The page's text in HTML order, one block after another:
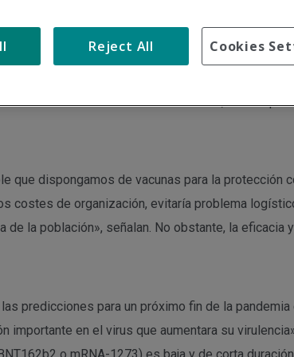
las vacunas en aquellas personas que hayan
todo varones menores de 40 años, en los
que dispongamos de vacunas para la protección
costes de organización, evitaría problema
la población», señalan. No obstante, la
predicciones para un próximo fin de la
en el virus que aumentara su
o mRNA-1273) es baja y de corta
Cookies
Reject All